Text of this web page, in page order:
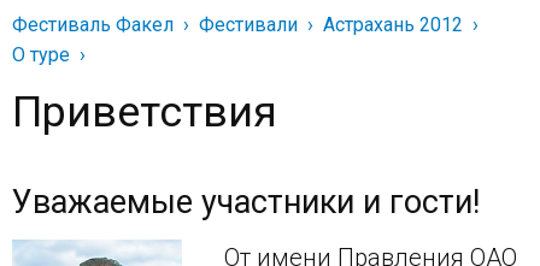
Фестиваль Факел Фестивали
Астрахань 2012
О туре
Приветствия
Уважаемые участники и гости!
От имени Правления ОАО